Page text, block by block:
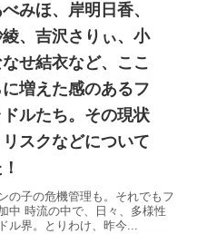
みほ、岸明日香、
、吉沢さりぃ、小
せ結衣など、ここ
増えた感のあるフ
ドルたち。その現状
スクなどについて
の子の危機管理も。それでもフ
中 時流の中で、日々、多様性
ル界。とりわけ、昨今...